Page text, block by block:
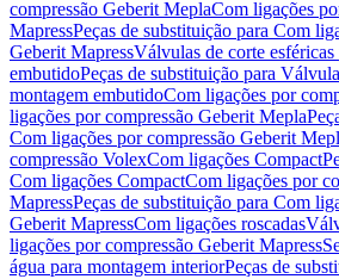
compressão Geberit MeplaCom ligações
MapressPeças de substituição para Com
Geberit MapressVálvulas de corte
embutidoPeças de substituição para
montagem embutidoCom ligações por
ligações por compressão Geberit Mepla
Com ligações por compressão Geberit
compressão VolexCom ligações Compact
Com ligações CompactCom ligações por
MapressPeças de substituição para Com
Geberit MapressCom ligações roscadas
ligações por compressão Geberit Mapress
água para montagem interiorPeças de